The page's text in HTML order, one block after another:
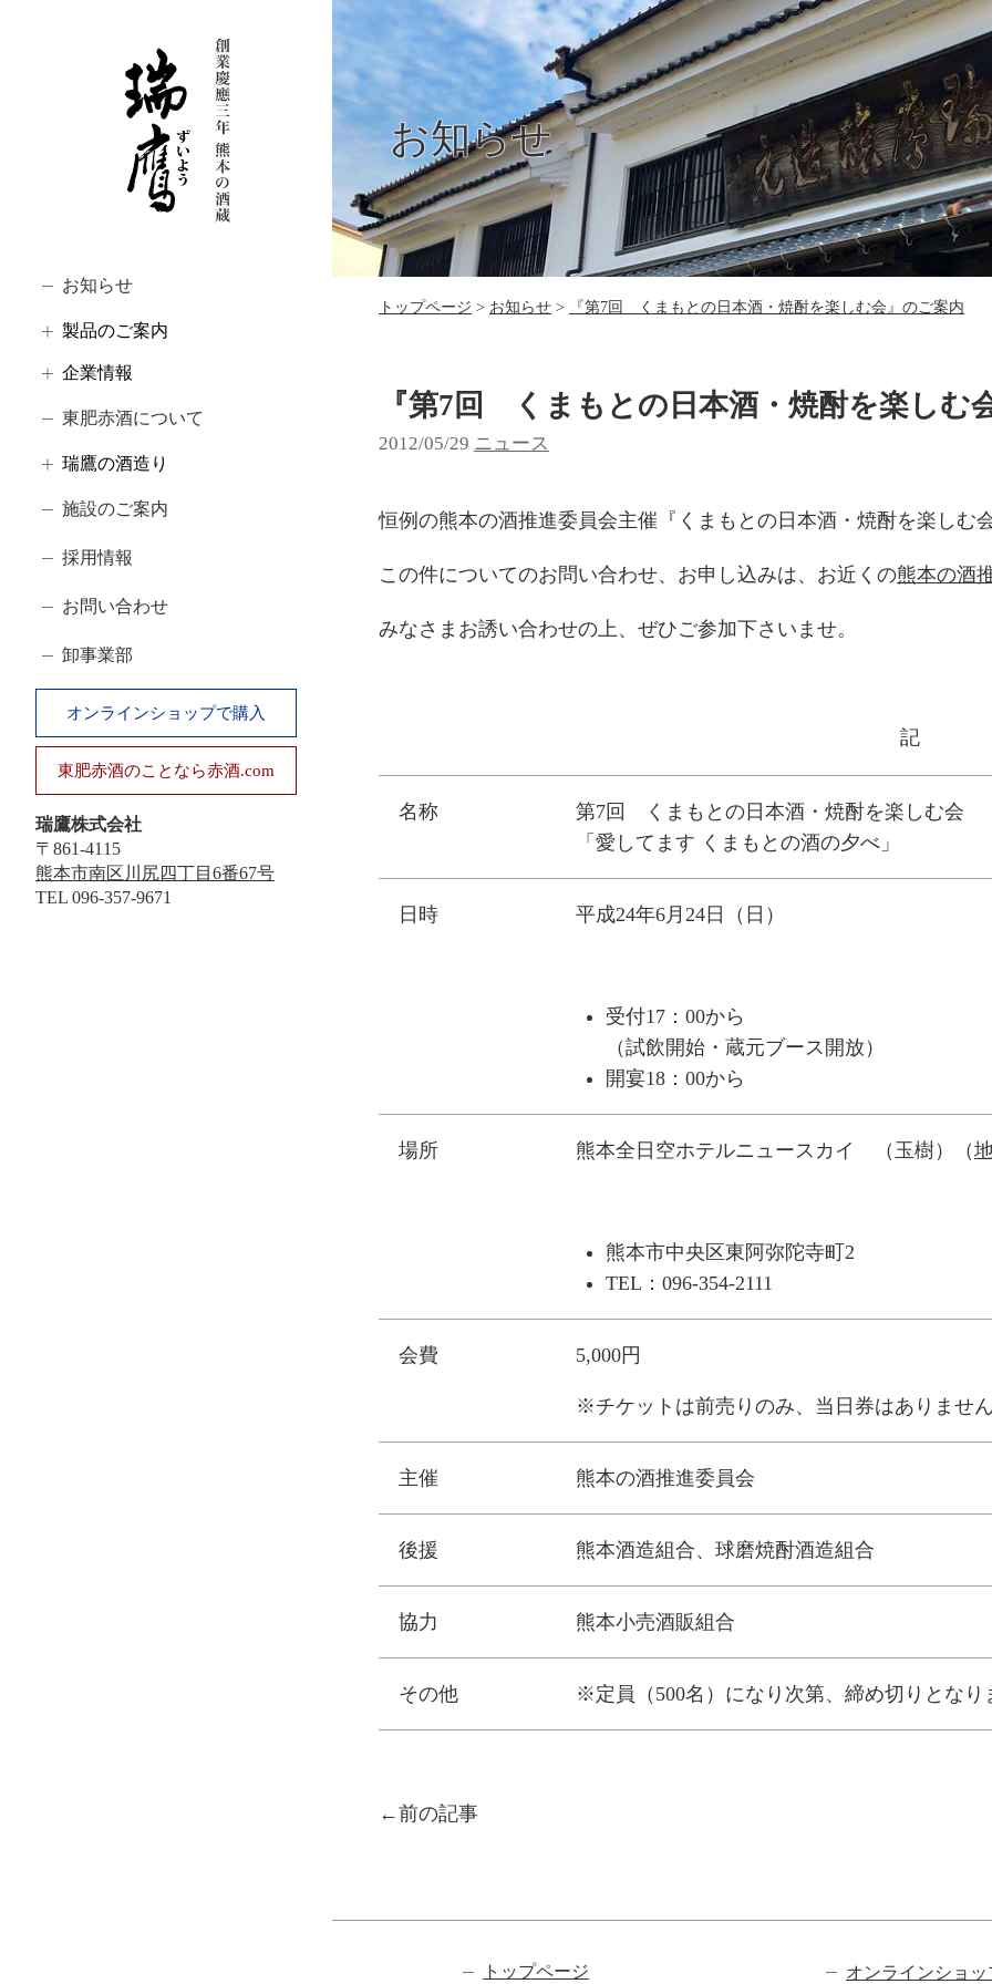
お知らせ
製品のご案内
企業情報
東肥赤酒について
瑞鷹の酒造り
施設のご案内
採用情報
お問い合わせ
卸事業部
オンラインショップで購入
東肥赤酒のことなら赤酒.com
瑞鷹株式会社
〒861-4115
熊本市南区川尻四丁目6番67号
TEL 096-357-9671
お知らせ
トップページ お知らせ 『第7回 くまもとの日本酒・焼酎を楽しむ会』のご案内
『第7回 くまもとの日本酒・焼酎を楽しむ
2012/05/29 カ
ニュース
恒例の熊本の酒推進委員会主催『くまもとの日本酒・焼酎を楽しむ
この件についてのお問い合わせ、お申し込みは、お近くの熊本の酒
みなさまお誘い合わせの上、ぜひご参加下さいませ。
記
名称
第7回 くまもとの日本酒・焼酎を楽しむ会
「愛してます くまもとの酒の夕べ」
日時 平成24年6月24日（日）
受付17：00から
（試飲開始・蔵元ブース開放）
開宴18：00から
場所 熊本全日空ホテルニュースカイ （玉樹）（
熊本市中央区東阿弥陀寺町2
TEL：096-354-2111
会費 5,000円
※チケットは前売りのみ、当日券はありません
主催 熊本の酒推進委員会
後援 熊本酒造組合、球磨焼酎酒造組合
協力 熊本小売酒販組合
その他 ※定員（500名）になり次第、締め切りとなり
投稿ナビゲーション
前の記事
トップページ オンラインショッ